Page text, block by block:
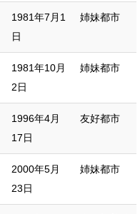
1981年7月1
日
姉妹都市
1981年10月
2日
姉妹都市
1996年4月
17日
友好都市
2000年5月
23日
姉妹都市